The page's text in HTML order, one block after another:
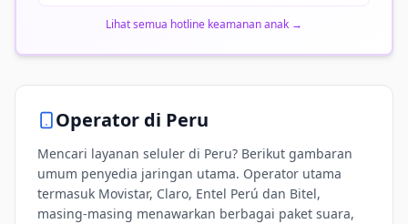
Lihat semua hotline keamanan anak →
Operator di Peru
Mencari layanan seluler di Peru? Berikut gambaran
umum penyedia jaringan utama. Operator utama
termasuk Movistar, Claro, Entel Perú dan Bitel,
masing-masing menawarkan berbagai paket suara,